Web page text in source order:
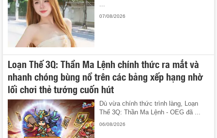
...
07/08/2026
Loạn Thế 3Q: Thần Ma Lệnh chính thức ra mắt và
nhanh chóng bùng nổ trên các bảng xếp hạng nhờ
lối chơi thẻ tướng cuốn hút
Dù vừa chính thức trình làng, Loạn
Thế 3Q: Thần Ma Lệnh - OEG đã ...
06/08/2026